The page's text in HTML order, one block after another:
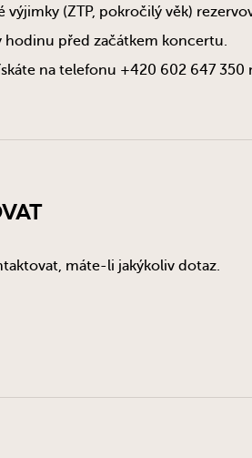
výjimky (ZTP, pokročilý věk)
hodinu před začátkem koncertu.
na telefonu +420 602 647 350
máte-li jakýkoliv dotaz.